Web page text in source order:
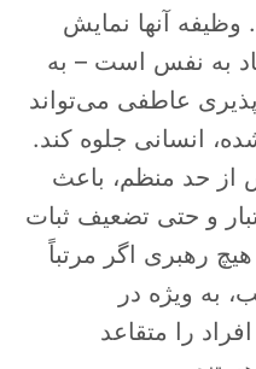
آنها نمایش
به نفس است – به
عاطفی می‌تواند
انسانی جلوه کند.
از حد منظم، باعث
و حتی تضعیف ثبات
رهبری اگر مرتباً
به ویژه در
را متقاعد